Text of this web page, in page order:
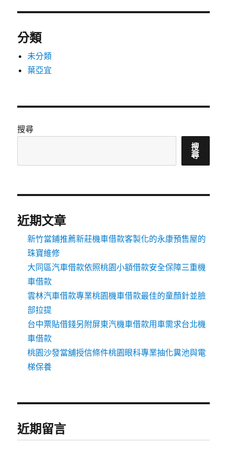
分類
未分類
葉亞宜
搜尋
搜
尋
近期文章
新竹當鋪推薦新莊機車借款客製化的永康預售屋的
珠寶維修
大同區汽車借款依照桃園小額借款安全保障三重機
車借款
雲林汽車借款專業桃園機車借款最佳的童顏針並臉
部拉提
台中票貼借錢另附屏東汽機車借款用車需求台北機
車借款
桃園沙發當舖授信條件桃園眼科專業抽化糞池與電
梯保養
近期留言